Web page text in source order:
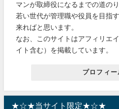
マンが取締役になるまでの道の
若い世代が管理職や役員を目指
来ればと思います。
なお、このサイトはアフィリエ
イト含む）を掲載しています。
プロフィー
★☆★当サイト限定★☆★